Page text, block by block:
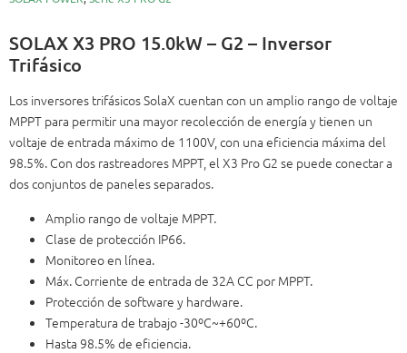
SOLAX X3 PRO 15.0kW – G2 – Inversor
Trifásico
Los inversores trifásicos SolaX cuentan con un amplio rango de voltaje
MPPT para permitir una mayor recolección de energía y tienen un
voltaje de entrada máximo de 1100V, con una eficiencia máxima del
98.5%. Con dos rastreadores MPPT, el X3 Pro G2 se puede conectar a
dos conjuntos de paneles separados.
Amplio rango de voltaje MPPT.
Clase de protección IP66.
Monitoreo en línea.
Máx. Corriente de entrada de 32A CC por MPPT.
Protección de software y hardware.
Temperatura de trabajo -30ºC~+60ºC.
Hasta 98.5% de eficiencia.